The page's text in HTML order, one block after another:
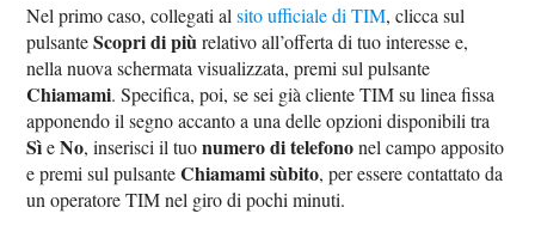
Nel primo caso, collegati alsito ufficiale di TIM, clicca sul
pulsanteScopri di più relativo all’offerta di tuo interesse e,
nella nuova schermata visualizzata, premi sul pulsante
Chiamami. Specifica, poi, se sei già cliente TIM su linea fissa
apponendo il segno accanto a una delle opzioni disponibili tra
SìeNo, inserisci il tuonumero di telefononel campo apposito
e premi sul pulsanteChiamami sùbito, per essere contattato da
un operatore TIM nel giro di pochi minuti.